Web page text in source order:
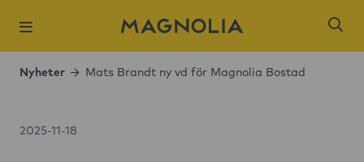
Nyheter Mats Brandt ny vd för Magnolia Bostad
2025-11-18